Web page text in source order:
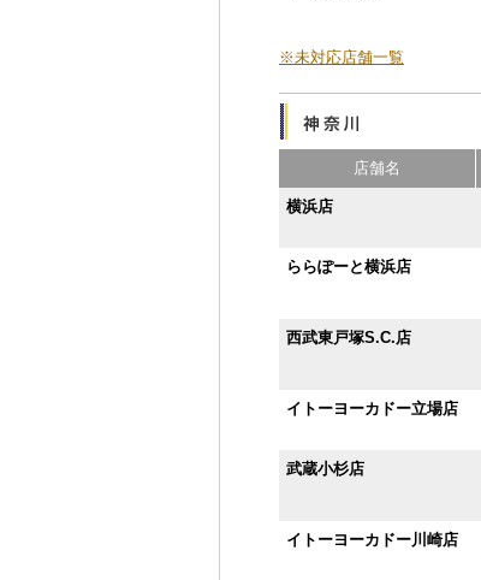
※未対応店舗一覧
店舗名
横浜店
ららぽーと横浜店
西武東戸塚S.C.店
イトーヨーカドー立場店
武蔵小杉店
イトーヨーカドー川崎店